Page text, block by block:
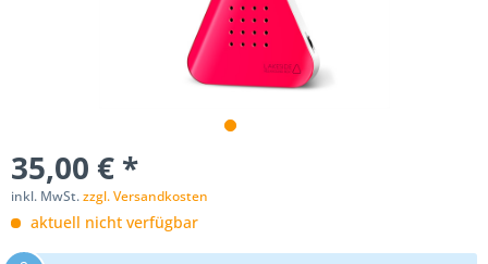
35,00 € *
inkl. MwSt.zzgl. Versandkosten
aktuell nicht verfügbar